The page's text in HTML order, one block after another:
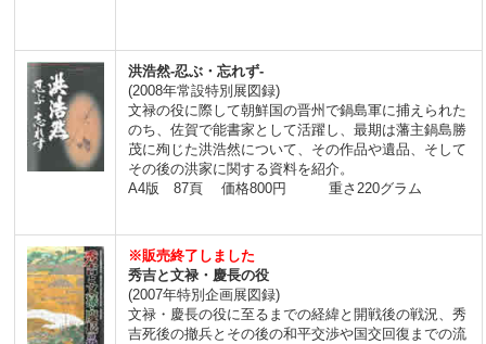
洪浩然-忍ぶ・忘れず-
(2008年常設特別展図録)
文禄の役に際して朝鮮国の晋州で鍋島軍に捕えられた
のち、佐賀で能書家として活躍し、最期は藩主鍋島勝
茂に殉じた洪浩然について、その作品や遺品、そして
その後の洪家に関する資料を紹介。
A4版 87頁 価格800円 重さ220グラム
※販売終了しました
秀吉と文禄・慶長の役
(2007年特別企画展図録)
文禄・慶長の役に至るまでの経緯と開戦後の戦況、秀
吉死後の撤兵とその後の和平交渉や国交回復までの流